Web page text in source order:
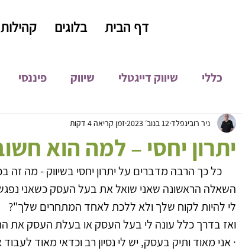
דף הבית בלוגים קהילות
כללי שיווק דייגטלי שיווק פיננסי
ליין מיתוג קידום אורגני
מוצרים חדשות פיתוח עסקי
יתרון יחסי – למה הוא
ניר רובינפלד12 בנוב׳ 2023 זמן קריאה 4 דקות
כל כך הרבה מדברים על יתרון יחסי בשיווק - מה זה
השאלה הראשונה שאני שואל את בעל העסק כשאני
לי להיות לקוח שלך ולא ללכת לאחד המתחרים שלך"?
ואז בדרך כלל עונה לי בעל העסק או בעלת העסק את
· אני מאוד ותיק בעסק, יש לי נסיון רב וכדאי מאוד לעבוד